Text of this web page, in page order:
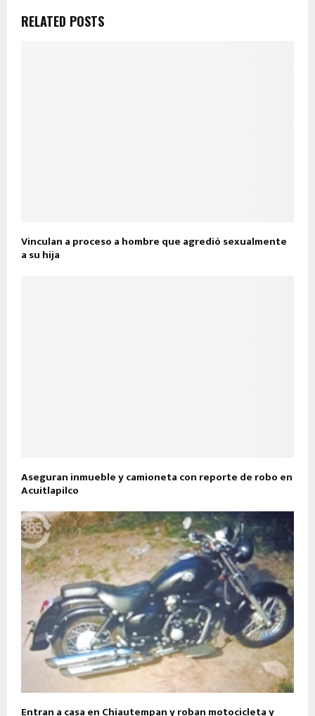
RELATED POSTS
Vinculan a proceso a hombre que agredió sexualmente
a su hija
Aseguran inmueble y camioneta con reporte de robo en
Acuitlapilco
Entran a casa en Chiautempan y roban motocicleta y